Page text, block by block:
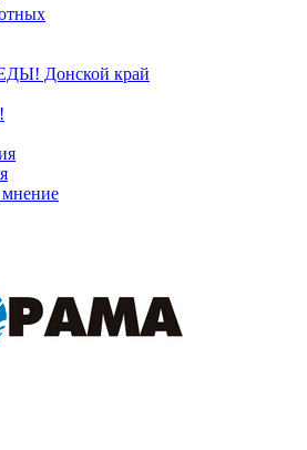
Донской край